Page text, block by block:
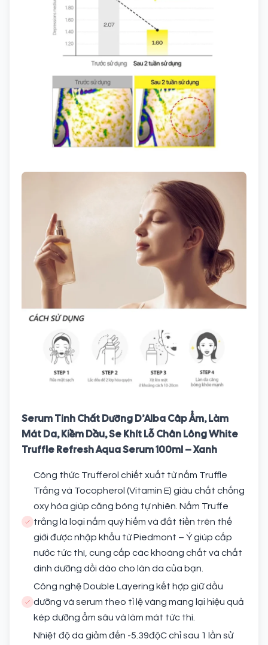
Serum Tinh Chất Dưỡng D’Alba Câp Ẩm, Làm
Mát Da, Kiềm Dầu, Se Khít Lỗ Chân Lông White
Truffle Refresh Aqua Serum 100ml – Xanh
Công thức Trufferol chiết xuất từ nấm Truffle
Trắng và Tocopherol (Vitamin E) giàu chất chống
oxy hóa giúp căng bóng tự nhiên. Nấm Truffe
trắng là loại nấm quý hiếm và đắt tiền trên thế
giới được nhập khẩu từ Piedmont – Ý giúp cấp
nước tức thì, cung cấp các khoáng chất và chất
dinh dưỡng dồi dào cho làn da của bạn.
Công nghệ Double Layering kết hợp giữ dầu
dưỡng và serum theo tỉ lệ vàng mang lại hiệu quả
kép dưỡng ẩm sâu và làm mát tức thì.
Nhiệt độ da giảm đến -5.39độC chỉ sau 1 lần sử